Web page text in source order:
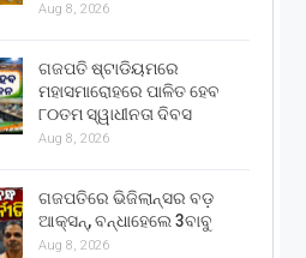
Aug 8, 2026
ଗଜପତି ଷ୍ଟାଡିୟମରେ
ମହାସମାରୋହରେ ପାଳିତ ହେବ
୮୦ତମ ସ୍ୱାଧୀନତା ଦିବସ
Aug 8, 2026
ଗଜପତିରେ ଭିଜିଲାନ୍ସର ବଡ଼
ଆକ୍ସନ୍, ବନ୍ଧାହେଲେ 3ବାବୁ
Aug 8, 2026